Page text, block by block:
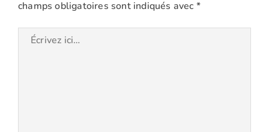
champs obligatoires sont indiqués avec *
Écrivez